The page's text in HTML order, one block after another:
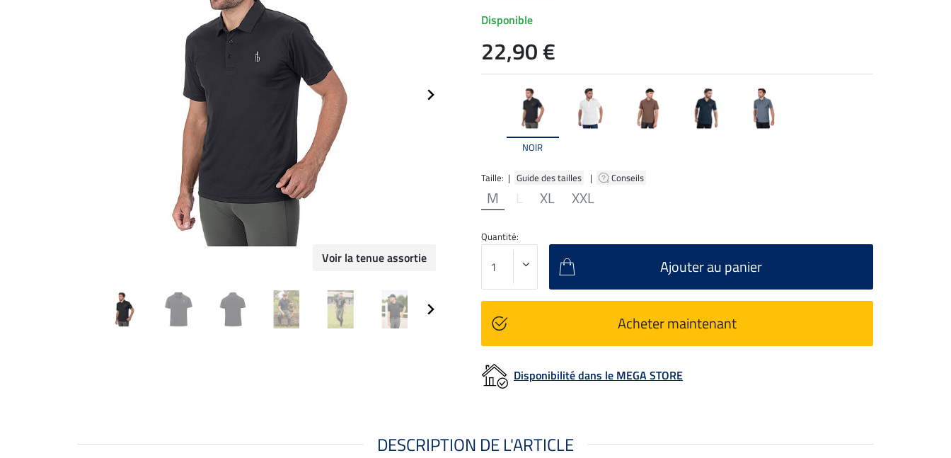
Voir la tenue assortie
NOIR
Taille: | Guide des tailles | Conseils
M L XL XXL
Disponible
22,90 €
Quantité:
Ajouter au panier
Acheter maintenant
Disponibilité dans le MEGA STORE
DESCRIPTION DE L'ARTICLE